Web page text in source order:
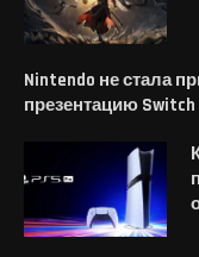
Nintendo не стала
презентацию Switch